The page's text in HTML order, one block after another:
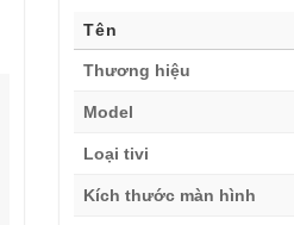
Tên
Thương hiệu
Model
Loại tivi
Kích thước màn hình